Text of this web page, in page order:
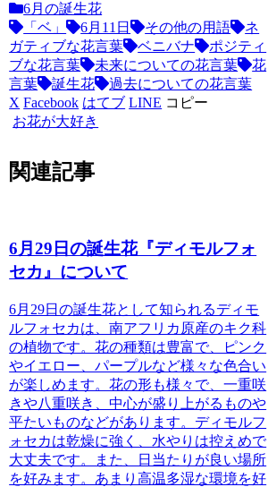
6月の誕生花
「ベ」
6月11日 その他の用語
ネ
ガティブな花言葉
ベニバナ
ポジティ
ブな花言葉
未来についての花言葉
花
言葉
誕生花
過去についての花言葉
X Facebook はてブ LINE コピー
お花が大好き
関連記事
6月29日の誕生花『ディモルフォ
セカ』について
6月29日の誕生花として知られるディモ
ルフォセカは、南アフリカ原産のキク科
の植物です。花の種類は豊富で、ピンク
やイエロー、パープルなど様々な色合い
が楽しめます。花の形も様々で、一重咲
きや八重咲き、中心が盛り上がるものや
平たいものなどがあります。 ディモルフ
ォセカは乾燥に強く、水やりは控えめで
大丈夫です。また、日当たりが良い場所
を好みます。あまり高温多湿な環境を好